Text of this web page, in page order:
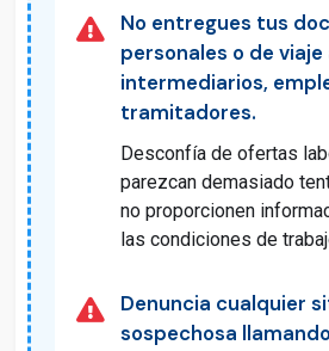
No entregues tus
personales o de viaje
intermediarios,
tramitadores.
Desconfía de ofertas
parezcan demasiado
no proporcionen
las condiciones de
Denuncia cualquier
sospechosa